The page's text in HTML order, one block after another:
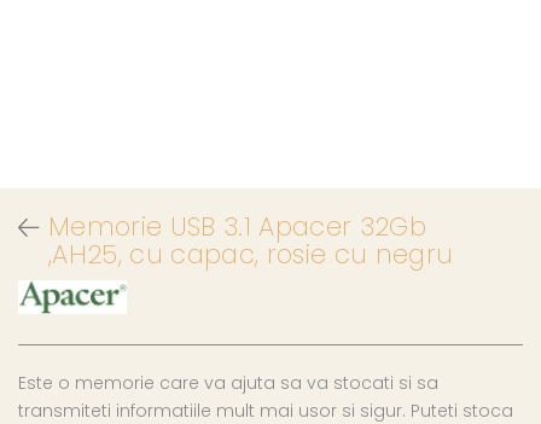
Memorie USB 3.1 Apacer 32Gb
,AH25, cu capac, rosie cu negru
Este o memorie care va ajuta sa va stocati si sa
transmiteti informatiile mult mai usor si sigur. Puteti stoca